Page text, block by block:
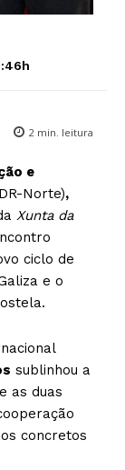
2 min. leitura
e
Norte),
Xunta da
ciclo de
e o
sublinhou a
as duas
concretos